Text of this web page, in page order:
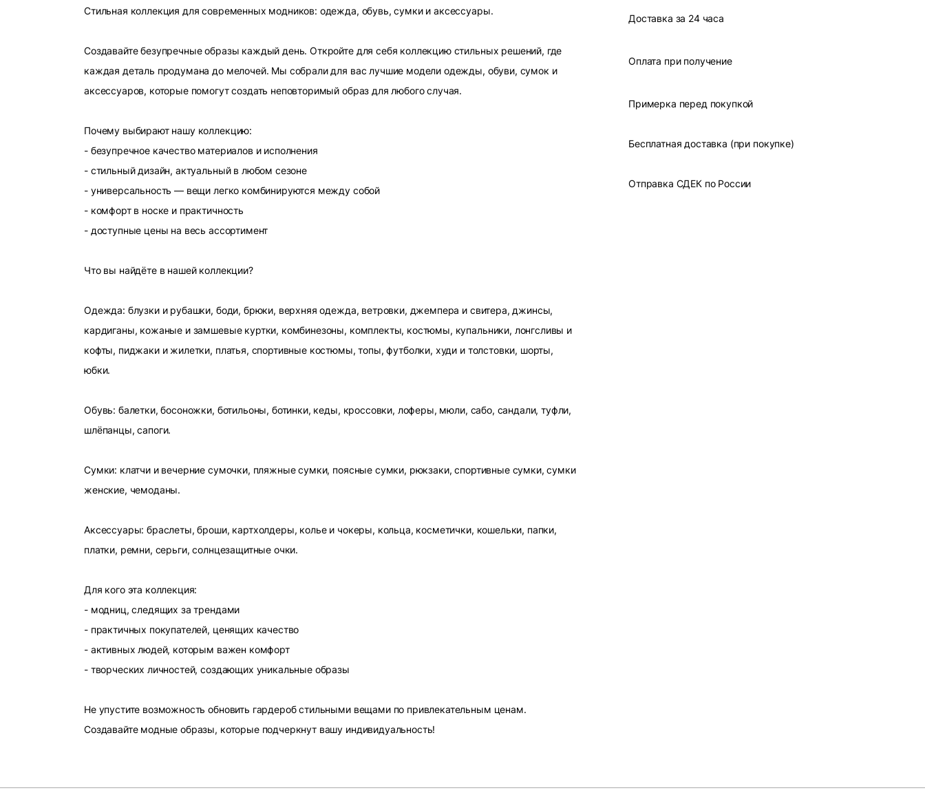
Стильная коллекция для современных модников: одежда, обувь, сумки и аксессуары.
Создавайте безупречные образы каждый день. Откройте для себя коллекцию стильных решений, где
каждая деталь продумана до мелочей. Мы собрали для вас лучшие модели одежды, обуви, сумок и
аксессуаров, которые помогут создать неповторимый образ для любого случая.
Почему выбирают нашу коллекцию:
- безупречное качество материалов и исполнения
- стильный дизайн, актуальный в любом сезоне
- универсальность — вещи легко комбинируются между собой
- комфорт в носке и практичность
- доступные цены на весь ассортимент
Что вы найдёте в нашей коллекции?
Одежда: блузки и рубашки, боди, брюки, верхняя одежда, ветровки, джемпера и свитера, джинсы,
кардиганы, кожаные и замшевые куртки, комбинезоны, комплекты, костюмы, купальники, лонгсливы и
кофты, пиджаки и жилетки, платья, спортивные костюмы, топы, футболки, худи и толстовки, шорты,
юбки.
Обувь: балетки, босоножки, ботильоны, ботинки, кеды, кроссовки, лоферы, мюли, сабо, сандали, туфли,
шлёпанцы, сапоги.
Сумки: клатчи и вечерние сумочки, пляжные сумки, поясные сумки, рюкзаки, спортивные сумки, сумки
женские, чемоданы.
Аксессуары: браслеты, броши, картхолдеры, колье и чокеры, кольца, косметички, кошельки, папки,
платки, ремни, серьги, солнцезащитные очки.
Для кого эта коллекция:
- модниц, следящих за трендами
- практичных покупателей, ценящих качество
- активных людей, которым важен комфорт
- творческих личностей, создающих уникальные образы
Не упустите возможность обновить гардероб стильными вещами по привлекательным ценам.
Создавайте модные образы, которые подчеркнут вашу индивидуальность!
Доставка за 24 часа
Оплата при получение
Примерка перед покупкой
Бесплатная доставка (при покупке)
Отправка СДЕК по России